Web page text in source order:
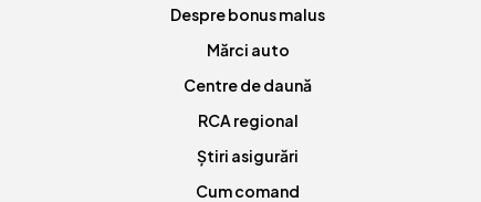
Despre bonus malus
Mărci auto
Centre de daună
RCA regional
Știri asigurări
Cum comand